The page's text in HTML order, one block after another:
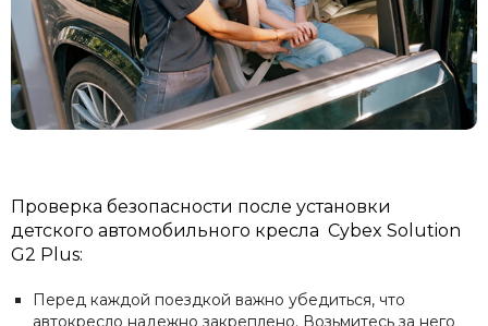
Проверка безопасности после установки
детского автомобильного кресла Cybex Solution
G2 Plus:
Перед каждой поездкой важно убедиться, что
автокресло надежно закреплено. Возьмитесь за него